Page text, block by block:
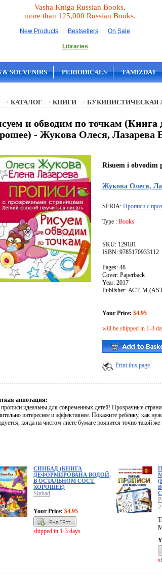
Vasha Kniga Russian Books,
more than 125,000 Russian Books.
New Products | Bestsellers | On Sale
Libraries
& SOUVENIRS PERIODICALS TAMIZDAT
КАТАЛОГ КНИГИ БУКИНИСТИЧЕСКАЯ
и обводим по точкам (Книга
- Жукова Олеся, Лазарева
Risuem i obvodim
Жукова Олеся,
SERIA: Прописи с
Type : Books
SKU: 129181
ISBN: 9785170933112
Pages: 48
Cover: Paperback
Year: 2017
Publisher: АСТ, М
Your Price: $4.95
will be shipped in 1-3
Print this page
аннотация:
идеальны для современных детей! Прозрачные
интереснее и эффективнее. Покажите ребёнку, как
когда на чистом листе бумаге появится точно такой
СИНБАД (КНИГА
ДЕФОРМИРОВАНА ВОДОЙ,
В ОСТАЛЬНОМ СОСТ.
ХОРОШЕЕ)
Sinbad
Your Price: $4.95
shipped in 1-3 days